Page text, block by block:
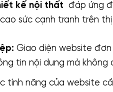
kế nội thất đáp ứng
sức cạnh tranh trên
Giao diện website
tin nội dung mà không
tính năng của website